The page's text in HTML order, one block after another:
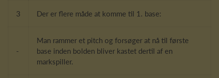
3 Der er flere måde at komme til 1. base:
-
Man rammer et pitch og forsøger at nå til første
base inden bolden bliver kastet dertil af en
markspiller.